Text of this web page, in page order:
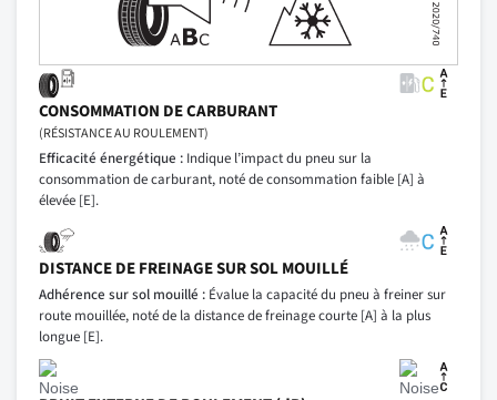
CONSOMMATION DE CARBURANT
(RÉSISTANCE AU ROULEMENT)
Efficacité énergétique : Indique l’impact du pneu sur la
consommation de carburant, noté de consommation faible [A] à
élevée [E].
DISTANCE DE FREINAGE SUR SOL MOUILLÉ
Adhérence sur sol mouillé : Évalue la capacité du pneu à freiner sur
route mouillée, noté de la distance de freinage courte [A] à la plus
longue [E].